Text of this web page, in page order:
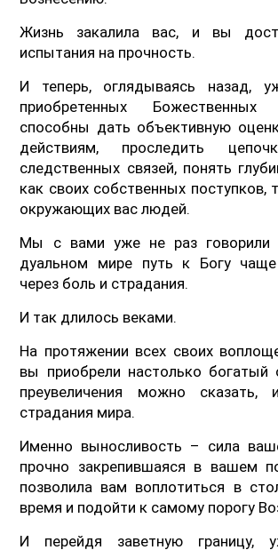
Жизнь закалила вас, и вы
испытания на прочность.
И теперь, оглядываясь назад,
приобретенных
способны дать объективную
действиям, проследить
следственных связей, понять
как своих собственных поступков,
окружающих вас людей.
Мы с вами уже не раз
дуальном мире путь к Богу
через боль и страдания.
И так длилось веками.
На протяжении всех своих
вы приобрели настолько богатый
преувеличения можно сказать,
страдания мира.
Именно выносливость – сила
прочно закрепившаяся в вашем
позволила вам воплотиться в
время и подойти к самому порогу
И перейдя заветную границу,